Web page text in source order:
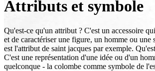
Attributs et symbole
Qu'est-ce qu'un attribut ? C'est un accessoire
et de caractériser une figure, un homme ou une
est l'attribut de saint jacques par exemple.
C'est une représentation d'une idée ou d'un
quelconque - la colombe comme symbole de